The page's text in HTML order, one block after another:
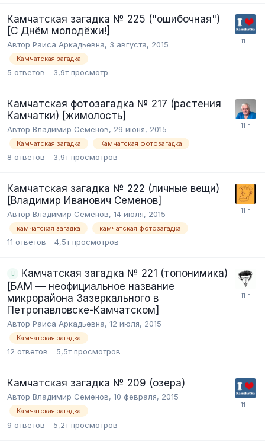
Камчатская загадка № 225 ("ошибочная")
[С Днём молодёжи!]
Автор Раиса Аркадьевна, 3 августа, 2015
Камчатская загадка
5 ответов 3,9т просмотр
Камчатская фотозагадка № 217 (растения
Камчатки) [жимолость]
Автор Владимир Семенов, 29 июня, 2015
Камчатская загадка Камчатская фотозагадка
8 ответов 3,9т просмотров
Камчатская загадка № 222 (личные вещи)
[Владимир Иванович Семенов]
Автор Владимир Семенов, 14 июля, 2015
камчатская загадка камчатская фотозагадка
11 ответов 4,5т просмотров
Камчатская загадка № 221 (топонимика)
[БАМ — неофициальное название
микрорайона Зазеркального в
Петропавловске-Камчатском]
Автор Раиса Аркадьевна, 12 июля, 2015
Камчатская загадка
12 ответов 5,5т просмотров
Камчатская загадка № 209 (озера)
Автор Владимир Семенов, 10 февраля, 2015
Камчатская загадка
9 ответов 5,2т просмотров